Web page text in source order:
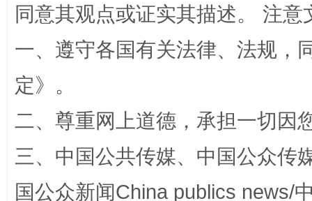
全民健身五年计划来了！等你上场
同意其观点或证实其描述。 注
一、遵守各国有关法律、法规，
定》。
二、尊重网上道德，承担一切因
三、中国公共传媒、中国公众传
国公众新闻China publics news/